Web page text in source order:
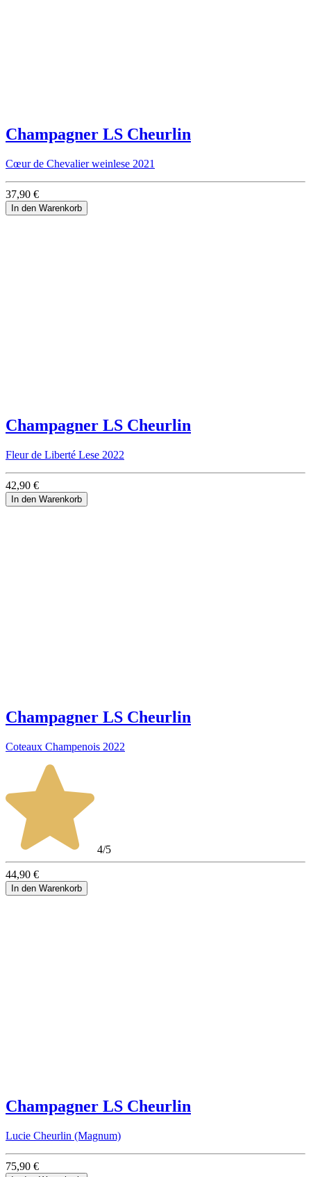
Champagner LS Cheurlin
Cœur de Chevalier weinlese 2021
37,90 €
In den Warenkorb
Champagner LS Cheurlin
Fleur de Liberté Lese 2022
42,90 €
In den Warenkorb
Champagner LS Cheurlin
Coteaux Champenois 2022
4/5
44,90 €
In den Warenkorb
Champagner LS Cheurlin
Lucie Cheurlin (Magnum)
75,90 €